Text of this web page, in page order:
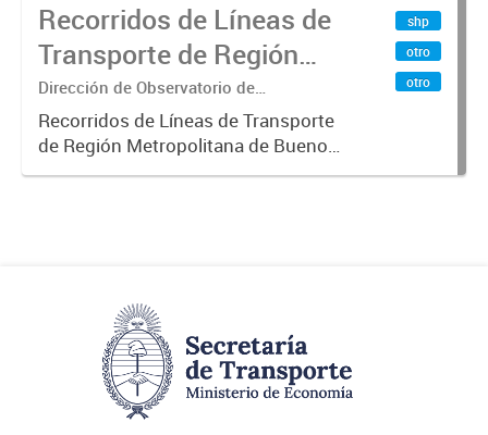
Recorridos de Líneas de
Transporte de Región
Metropolitana de
Buenos Aires (RMBA)
Dirección de Observatorio de
Transporte, Estudio y Sistemas
Recorridos de Líneas de Transporte
de Región Metropolitana de Buenos
Aires (RMBA).-
shp
otro
otro